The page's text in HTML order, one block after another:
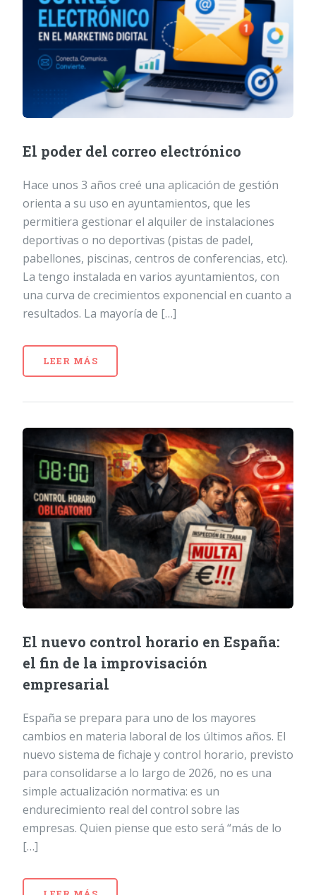
El poder del correo electrónico
Hace unos 3 años creé una aplicación de gestión
orienta a su uso en ayuntamientos, que les
permitiera gestionar el alquiler de instalaciones
deportivas o no deportivas (pistas de padel,
pabellones, piscinas, centros de conferencias, etc).
La tengo instalada en varios ayuntamientos, con
una curva de crecimientos exponencial en cuanto a
resultados. La mayoría de […]
LEER MÁS
El nuevo control horario en España:
el fin de la improvisación
empresarial
España se prepara para uno de los mayores
cambios en materia laboral de los últimos años. El
nuevo sistema de fichaje y control horario, previsto
para consolidarse a lo largo de 2026, no es una
simple actualización normativa: es un
endurecimiento real del control sobre las
empresas. Quien piense que esto será “más de lo
[…]